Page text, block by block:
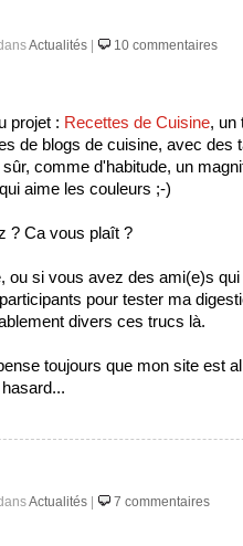
Actualités | 10 commentaires
projet : Recettes de Cuisine, un
de blogs de cuisine, avec des
comme d'habitude, un
aime les couleurs ;-)
? Ca vous plaît ?
ou si vous avez des ami(e)s qui
pour tester ma
divers ces trucs là.
toujours que mon site est
Actualités 7 commentaires